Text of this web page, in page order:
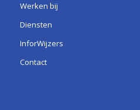
Werken bij
Diensten
InforWijzers
Contact